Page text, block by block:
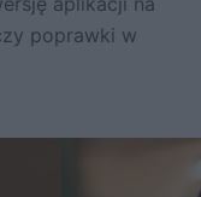
poprawki w